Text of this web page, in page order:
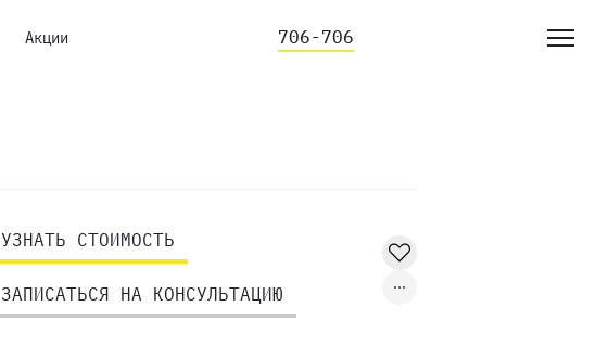
Акции 706-706
УЗНАТЬ СТОИМОСТЬ
ЗАПИСАТЬСЯ НА КОНСУЛЬТАЦИЮ